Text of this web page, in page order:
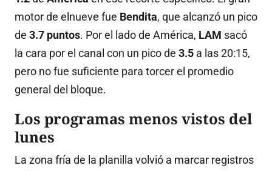
motor de elnueve fue Bendita, que alcanzó un pico
de 3.7 puntos. Por el lado de América, LAM sacó
la cara por el canal con un pico de 3.5 a las 20:15,
pero no fue suficiente para torcer el promedio
general del bloque.
Los programas menos vistos del
lunes
La zona fría de la planilla volvió a marcar registros